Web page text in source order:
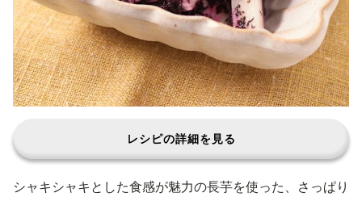
レシピの詳細を見る
シャキシャキとした食感が魅力の長芋を使った、さっぱり